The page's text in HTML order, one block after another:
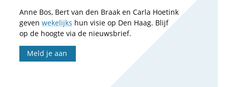
Anne Bos, Bert van den Braak en Carla Hoetink
geven wekelijks hun visie op Den Haag. Blijf
op de hoogte via de nieuwsbrief.
Meld je aan